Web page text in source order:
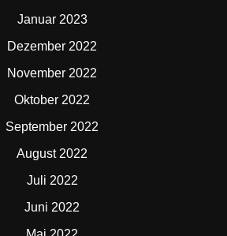
Januar 2023
Dezember 2022
November 2022
Oktober 2022
September 2022
August 2022
Juli 2022
Juni 2022